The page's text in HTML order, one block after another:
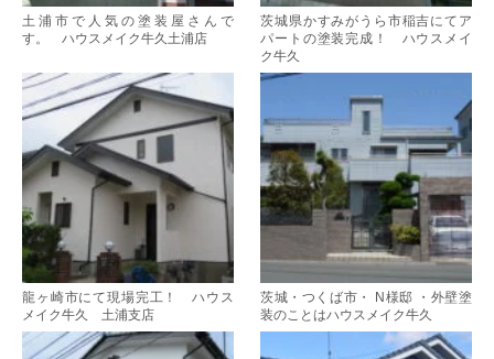
土浦市で人気の塗装屋さんで
す。 ハウスメイク牛久土浦店
茨城県かすみがうら市稲吉にてア
パートの塗装完成！ ハウスメイ
ク牛久
龍ヶ崎市にて現場完工！ ハウス
メイク牛久 土浦支店
茨城・つくば市・ N様邸 ・外壁塗
装のことはハウスメイク牛久